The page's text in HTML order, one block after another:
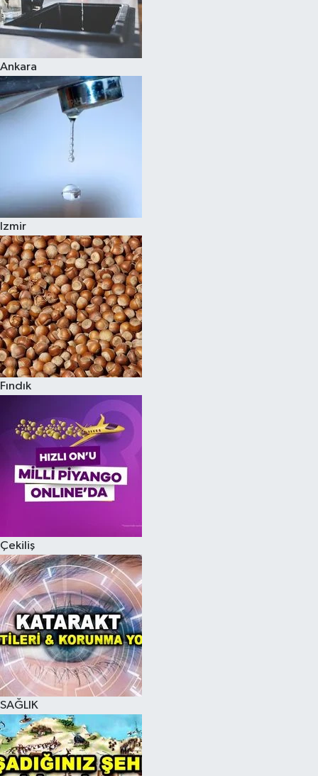
Ankara
Izmir
Fındık
Çekiliş
SAĞLIK